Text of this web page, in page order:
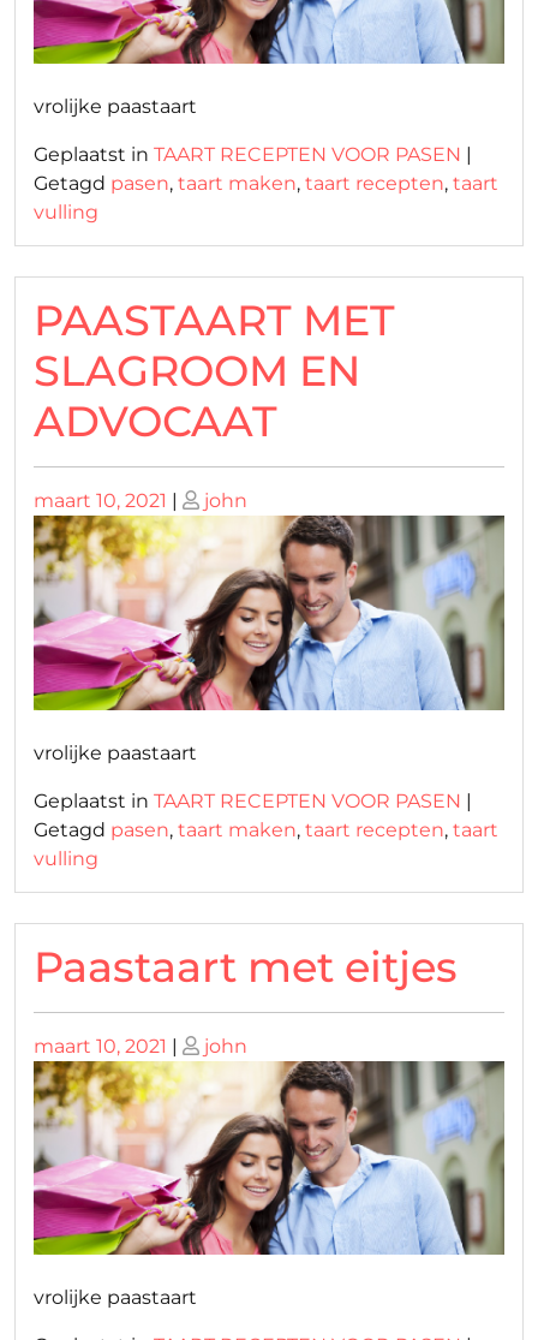
vrolijke paastaart
Geplaatst in TAART RECEPTEN VOOR PASEN |
Getagd pasen, taart maken, taart recepten, taart
vulling
PAASTAART MET
SLAGROOM EN
ADVOCAAT
Geplaatst
op
maart 10, 2021 | Geplaatst
op
john
vrolijke paastaart
Geplaatst in TAART RECEPTEN VOOR PASEN |
Getagd pasen, taart maken, taart recepten, taart
vulling
Paastaart met eitjes
Geplaatst
op
maart 10, 2021 | Geplaatst
op
john
vrolijke paastaart